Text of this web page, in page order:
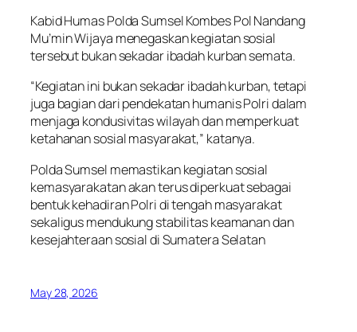
Kabid Humas Polda Sumsel Kombes Pol Nandang
Mu’min Wijaya menegaskan kegiatan sosial
tersebut bukan sekadar ibadah kurban semata.
“Kegiatan ini bukan sekadar ibadah kurban, tetapi
juga bagian dari pendekatan humanis Polri dalam
menjaga kondusivitas wilayah dan memperkuat
ketahanan sosial masyarakat,” katanya.
Polda Sumsel memastikan kegiatan sosial
kemasyarakatan akan terus diperkuat sebagai
bentuk kehadiran Polri di tengah masyarakat
sekaligus mendukung stabilitas keamanan dan
kesejahteraan sosial di Sumatera Selatan
May 28, 2026